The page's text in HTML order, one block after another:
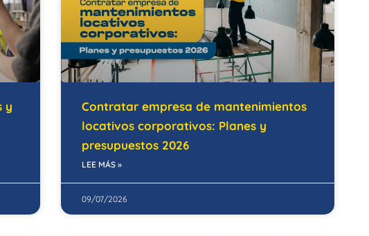
y
Contratar empresa de mantenimientos
locativos corporativos: Planes y
presupuestos 2026
LEE MÁS »
09/07/2026